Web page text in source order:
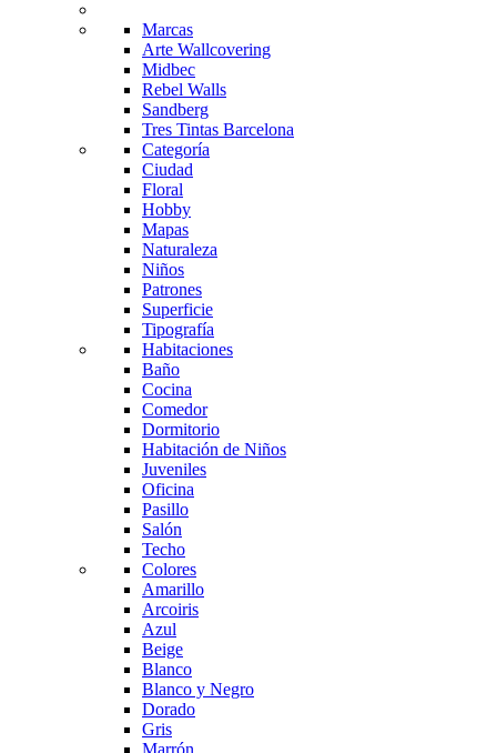
Marcas
Arte Wallcovering
Midbec
Rebel Walls
Sandberg
Tres Tintas Barcelona
Categoría
Ciudad
Floral
Hobby
Mapas
Naturaleza
Niños
Patrones
Superficie
Tipografía
Habitaciones
Baño
Cocina
Comedor
Dormitorio
Habitación de Niños
Juveniles
Oficina
Pasillo
Salón
Techo
Colores
Amarillo
Arcoiris
Azul
Beige
Blanco
Blanco y Negro
Dorado
Gris
Marrón